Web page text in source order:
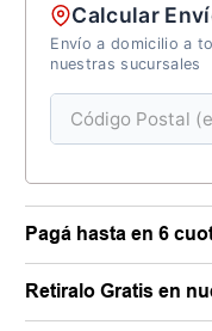
Calcular
Envío a domicilio a
nuestras sucursales
Pagá hasta en 6
Retiralo Gratis en